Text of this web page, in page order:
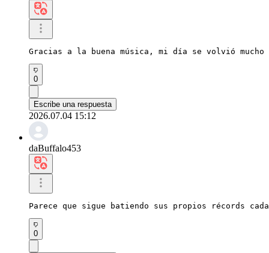
Gracias a la buena música, mi día se volvió mucho
0
Escribe una respuesta
2026.07.04 15:12
daBuffalo453
Parece que sigue batiendo sus propios récords
0